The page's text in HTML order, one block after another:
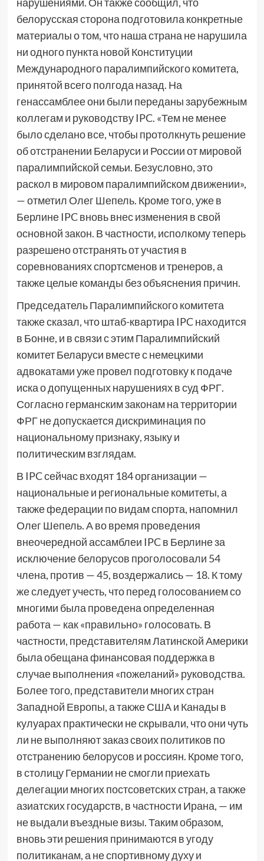
нарушениями. Он также сообщил, что
белорусская сторона подготовила конкретные
материалы о том, что наша страна не нарушила
ни одного пункта новой Конституции
Международного паралимпийского комитета,
принятой всего полгода назад. На
генассамблее они были переданы зарубежным
коллегам и руководству IPC. «Тем не менее
было сделано все, чтобы протолкнуть решение
об отстранении Беларуси и России от мировой
паралимпийской семьи. Безусловно, это
раскол в мировом паралимпийском движении»,
— отметил Олег Шепель. Кроме того, уже в
Берлине IPC вновь внес изменения в свой
основной закон. В частности, исполкому теперь
разрешено отстранять от участия в
соревнованиях спортсменов и тренеров, а
также целые команды без объяснения причин.
Председатель Паралимпийского комитета
также сказал, что штаб-квартира IPC находится
в Бонне, и в связи с этим Паралимпийский
комитет Беларуси вместе с немецкими
адвокатами уже провел подготовку к подаче
иска о допущенных нарушениях в суд ФРГ.
Согласно германским законам на территории
ФРГ не допускается дискриминация по
национальному признаку, языку и
политическим взглядам.
В IPC сейчас входят 184 организации —
национальные и региональные комитеты, а
также федерации по видам спорта, напомнил
Олег Шепель. А во время проведения
внеочередной ассамблеи IPC в Берлине за
исключение белорусов проголосовали 54
члена, против — 45, воздержались — 18. К тому
же следует учесть, что перед голосованием со
многими была проведена определенная
работа — как «правильно» голосовать. В
частности, представителям Латинской Америки
была обещана финансовая поддержка в
случае выполнения «пожеланий» руководства.
Более того, представители многих стран
Западной Европы, а также США и Канады в
кулуарах практически не скрывали, что они чуть
ли не выполняют заказ своих политиков по
отстранению белорусов и россиян. Кроме того,
в столицу Германии не смогли приехать
делегации многих постсоветских стран, а также
азиатских государств, в частности Ирана, — им
не выдали въездные визы. Таким образом,
вновь эти решения принимаются в угоду
политиканам, а не спортивному духу и